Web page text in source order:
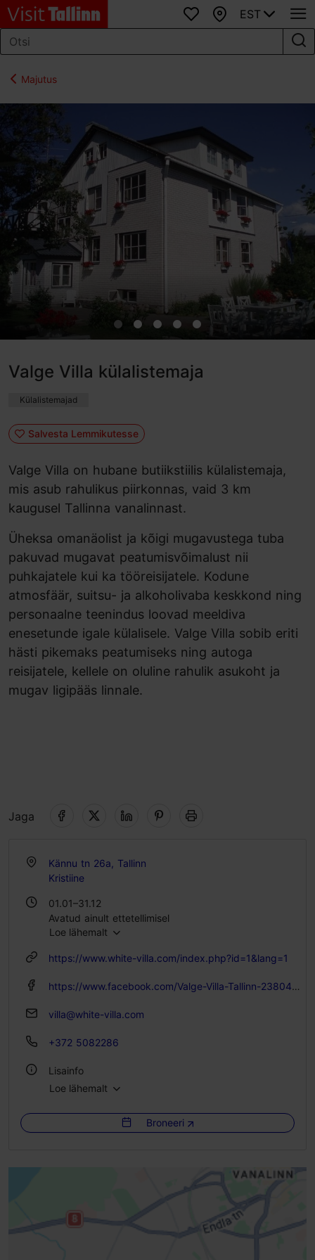
Lemmikud
Kaart
EST
Majutus
Valge Villa külalistemaja
Külalistemajad
Salvesta Lemmikutesse
Valge Villa on hubane butiikstiilis külalistemaja,
mis asub rahulikus piirkonnas, vaid 3 km
kaugusel Tallinna vanalinnast.
Üheksa omanäolist ja kõigi mugavustega tuba
pakuvad mugavat peatumisvõimalust nii
puhkajatele kui ka tööreisijatele. Kodune
atmosfäär, suitsu- ja alkoholivaba keskkond ning
personaalne teenindus loovad meeldiva
enesetunde igale külalisele. Valge Villa sobib eriti
hästi pikemaks peatumiseks ning autoga
reisijatele, kellele on oluline rahulik asukoht ja
mugav ligipääs linnale.
Jaga
Kännu tn 26a, Tallinn
Kristiine
01.01–31.12
Avatud ainult ettetellimisel
Loe lähemalt
https://www.white-villa.com/index.php?id=1&lang=1
https://www.facebook.com/Valge-Villa-Tallinn-238047159927997
villa@white-villa.com
+372 5082286
Lisainfo
Voodikohtade arv: 14
Loe lähemalt
Broneeri